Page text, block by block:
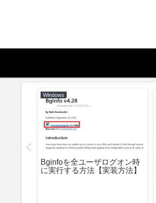
Windows
Bginfoを全ユーザログオン時
に実行する方法【実装方法】